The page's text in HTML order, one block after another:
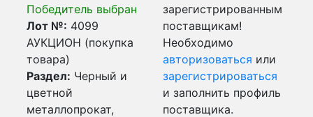
Победитель выбран
Лот №: 4099
АУКЦИОН (покупка
товара)
Раздел: Черный и
цветной
металлопрокат,
зарегистрированным
поставщикам!
Необходимо
авторизоваться или
зарегистрироваться
и заполнить профиль
поставщика.